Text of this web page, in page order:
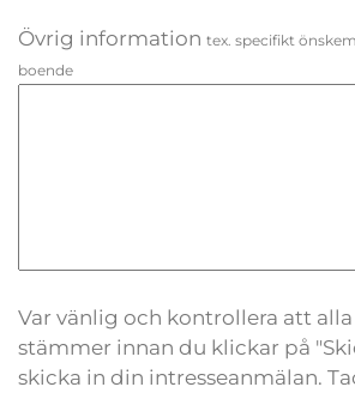
Övrig information tex. specifikt
boende
Var vänlig och kontrollera att
stämmer innan du klickar på
skicka in din intresseanmälan.